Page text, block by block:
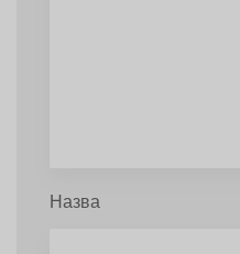
Назва